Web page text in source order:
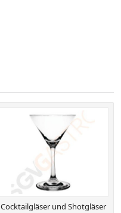
Cocktailgläser und Shotgläser